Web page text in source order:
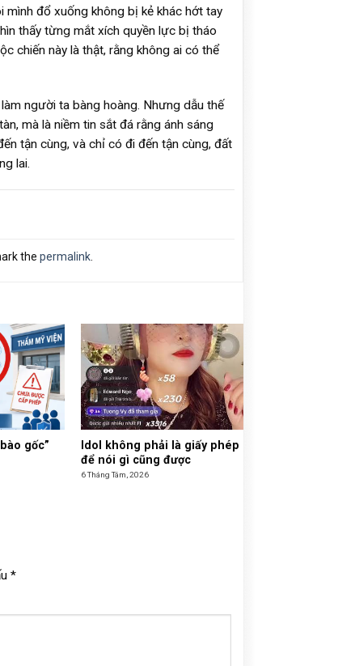
mình đổ xuống không bị kẻ khác hớt tay
thấy từng mắt xích quyền lực bị tháo
chiến này là thật, rằng không ai có thể
người ta bàng hoàng. Nhưng dẫu thế
mà là niềm tin sắt đá rằng ánh sáng
tận cùng, và chỉ có đi đến tận cùng, đất
lai.
the permalink.
gốc”
Idol không phải là giấy phép
để nói gì cũng được
6 Tháng Tám, 2026
*